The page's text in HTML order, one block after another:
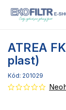
ATREA
plast)
Kód: 201029